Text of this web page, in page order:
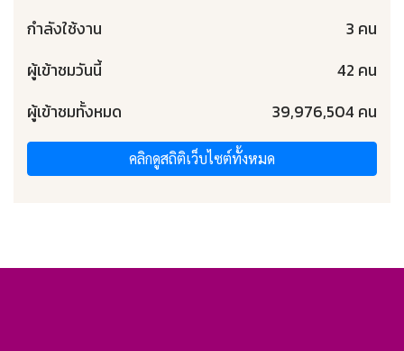
กำลังใช้งาน
3 คน
ผู้เข้าชมวันนี้
42 คน
ผู้เข้าชมทั้งหมด
39,976,504 คน
คลิกดูสถิติเว็บไซต์ทั้งหมด